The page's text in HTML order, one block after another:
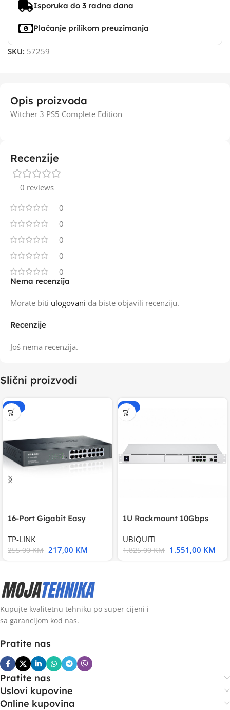
Isporuka do 3 radna dana
Plaćanje prilikom preuzimanja
SKU: 57259
Opis proizvoda
Witcher 3 PS5 Complete Edition
Recenzije
0 reviews
0
0
0
0
0
Recenzije
Još nema recenzija.
Nema recenzija
Morate biti ulogovani da biste objavili recenziju.
Slični proizvodi
-15%
16-Port Gigabit Easy
TP-LINK
255,00KM 217,00 KM
-15%
1U Rackmount 10Gbps
UBIQUITI
1.825,00KM 1.551,00 KM
Kupujte kvalitetnu tehniku po super cijeni i
sa garancijom kod nas.
Pratite nas
Pratite nas
Uslovi kupovine
Online kupovina